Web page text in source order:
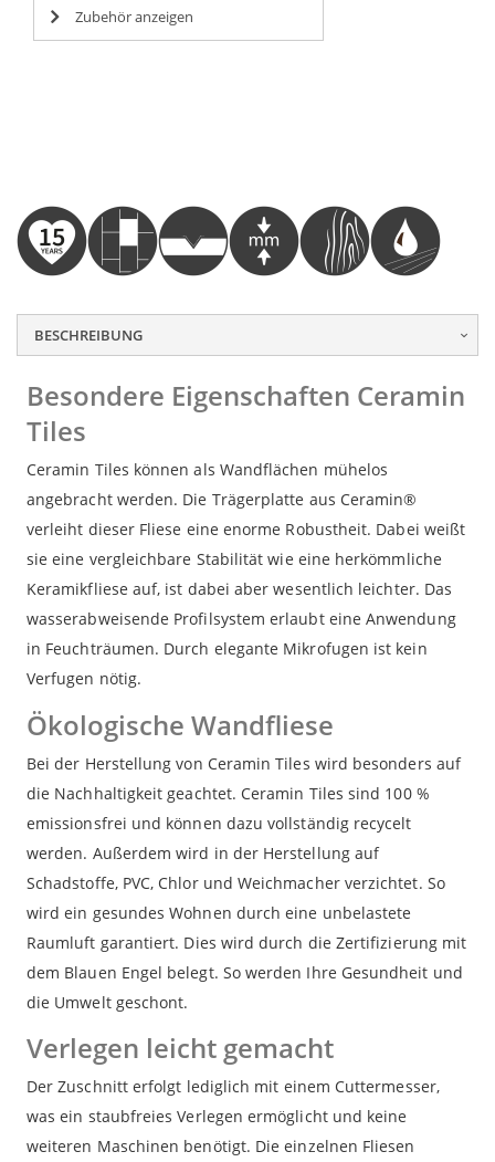
Zubehör anzeigen
exercitation ullamco laboris nisi ut aliquip ex ea
commodo consequat.
exercitation ullamco laboris nisi ut aliquip ex ea
commodo consequat.
exercitation ullamco laboris nisi ut aliquip ex ea
commodo consequat.
BESCHREIBUNG
Besondere Eigenschaften Ceramin
Tiles
Ceramin Tiles können als Wandflächen mühelos
angebracht werden. Die Trägerplatte aus Ceramin®
verleiht dieser Fliese eine enorme Robustheit. Dabei weißt
sie eine vergleichbare Stabilität wie eine herkömmliche
Keramikfliese auf, ist dabei aber wesentlich leichter. Das
wasserabweisende Profilsystem erlaubt eine Anwendung
in Feuchträumen. Durch elegante Mikrofugen ist kein
Verfugen nötig.
Ökologische Wandfliese
Bei der Herstellung von Ceramin Tiles wird besonders auf
die Nachhaltigkeit geachtet. Ceramin Tiles sind 100 %
emissionsfrei und können dazu vollständig recycelt
werden. Außerdem wird in der Herstellung auf
Schadstoffe, PVC, Chlor und Weichmacher verzichtet. So
wird ein gesundes Wohnen durch eine unbelastete
Raumluft garantiert. Dies wird durch die Zertifizierung mit
dem Blauen Engel belegt. So werden Ihre Gesundheit und
die Umwelt geschont.
Verlegen leicht gemacht
Der Zuschnitt erfolgt lediglich mit einem Cuttermesser,
was ein staubfreies Verlegen ermöglicht und keine
weiteren Maschinen benötigt. Die einzelnen Fliesen